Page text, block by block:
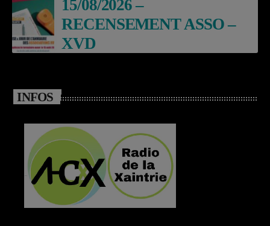
15/08/2026 –
RECENSEMENT ASSO –
XVD
INFOS